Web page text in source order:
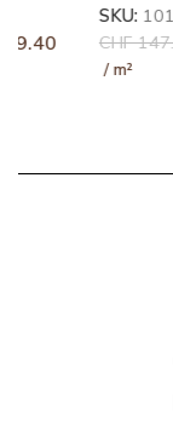
10151778
CHF
147.00 CHF